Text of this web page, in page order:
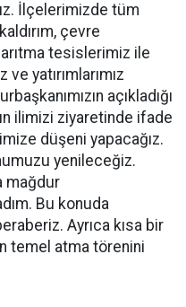
İlçelerimizde tüm
çevre
tesislerimiz ile
yatırımlarımız
açıkladığı
ilimizi ziyaretinde ifade
düşeni yapacağız.
yenileceğiz.
mağdur
Bu konuda
Ayrıca kısa bir
temel atma törenini